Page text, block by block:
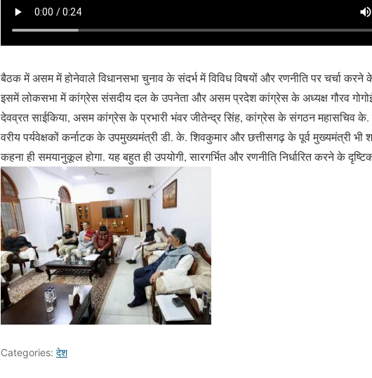
बैठक में असम में होनेवाले विधानसभा चुनाव के संदर्भ में विविध विषयों और रणनीति पर चर्चा करने
इसमें लोकसभा में कांग्रेस संसदीय दल के उपनेता और असम प्रदेश कांग्रेस के अध्यक्ष गौरव
देवव्रत साईकिया, असम कांग्रेस के प्रभारी भंवर जीतेन्द्र सिंह, कांग्रेस के संगठन महासचिव
वरीय पर्यवेक्षकों कर्नाटक के उपमुख्यमंत्री डी. के. शिवकुमार और छत्तीसगढ़ के पूर्व मुख्यमंत्री
कहना ही समयानुकूल होगा. यह बहुत ही उपयोगी, सारगर्भित और रणनीति निर्धारित करने के
Categories: देश